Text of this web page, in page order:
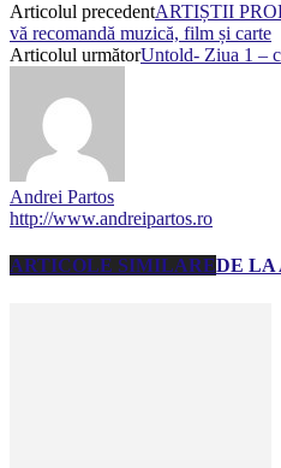
Articolul precedentARTIȘTII
vă recomandă muzică, film și carte
Articolul următorUntold- Ziua 1 –
Andrei Partos
http://www.andreipartos.ro
ARTICOLE SIMILAREDE LA